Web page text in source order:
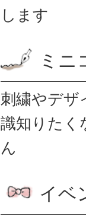
します
ミニ
刺繍やデザ
識知りたく
ん
イベ